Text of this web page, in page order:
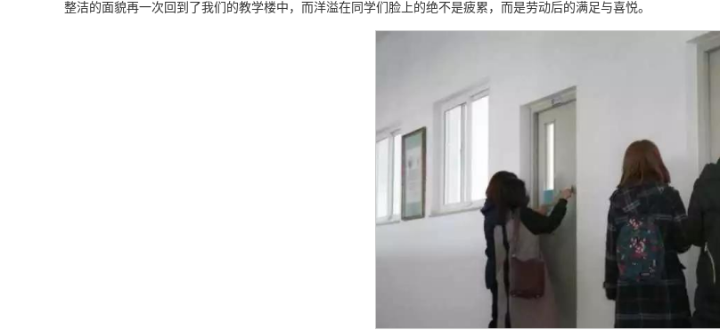
整洁的面貌再一次回到了我们的教学楼中，而洋溢在同学们脸上的绝不是疲累，而是劳动后的满足与喜悦。